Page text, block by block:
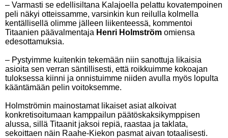
– Varmasti se edellisiltana Kalajoella pelattu kovatempoinen
peli näkyi otteissamme, varsinkin kun reilulla kolmella
kentällisellä olimme jälleen liikenteessä, kommentoi
Titaanien päävalmentaja Henri Holmström omiensa
edesottamuksia.
– Pystyimme kuitenkin tekemään niin sanottuja likaisia
asioita sen verran säntillisesti, että roikkuimme kokoajan
tuloksessa kiinni ja onnistuimme niiden avulla myös lopulta
kääntämään pelin voitoksemme.
Holmströmin mainostamat likaiset asiat alkoivat
konkretisoitumaan kamppailun päätöskaksikymppisen
alussa, sillä Titaanit jaksoi repiä, raastaa ja taklata,
sekoittaen näin Raahe-Kiekon pasmat aivan totaalisesti.